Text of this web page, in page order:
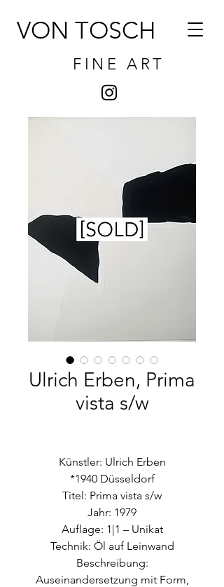
VON TOSCH
FINE ART
Ulrich Erben, Prima
vista s/w
Künstler: Ulrich Erben
*1940 Düsseldorf
Titel: Prima vista s/w
Jahr: 1979
Auflage: 1|1 – Unikat
Technik: Öl auf Leinwand
Beschreibung:
Auseinandersetzung mit Form,